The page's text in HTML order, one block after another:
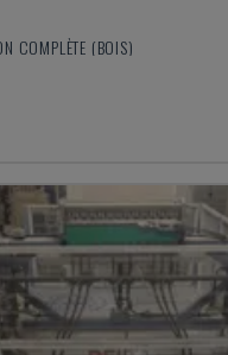
COMPLÈTE (BOIS)